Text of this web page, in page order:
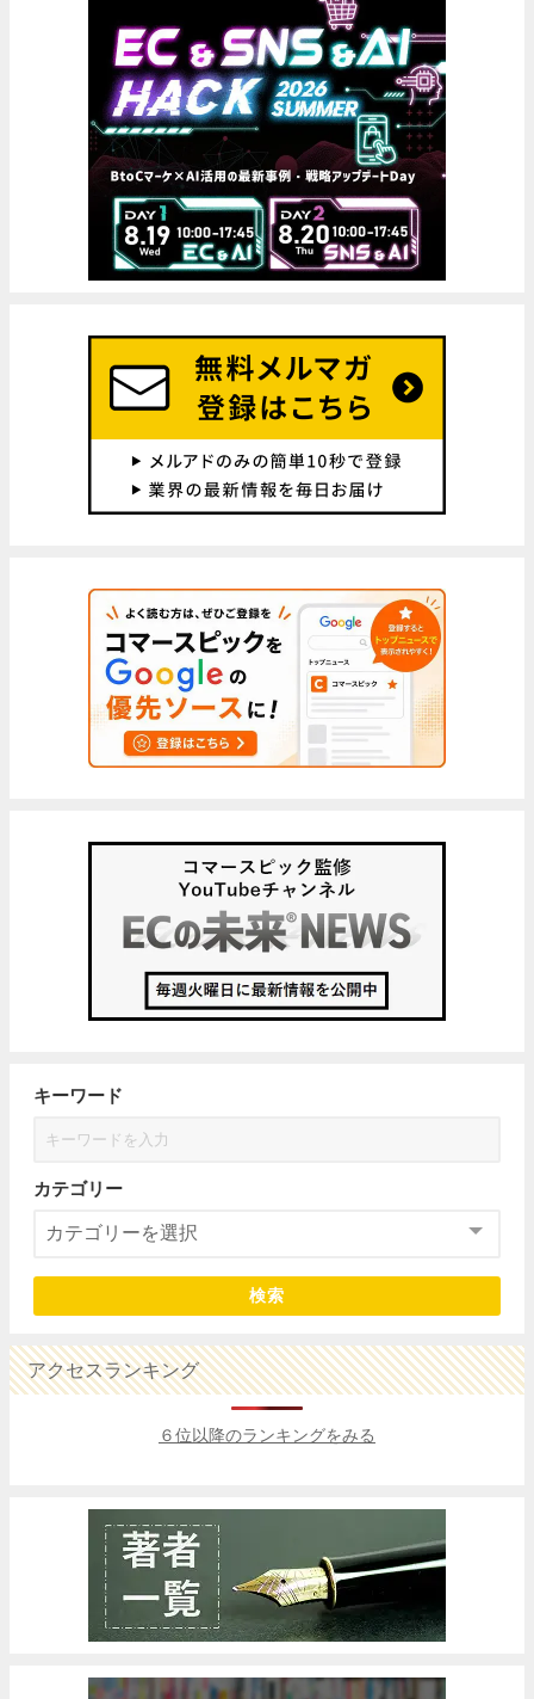
キーワード
カテゴリー
検索
アクセスランキング
６位以降のランキングをみる